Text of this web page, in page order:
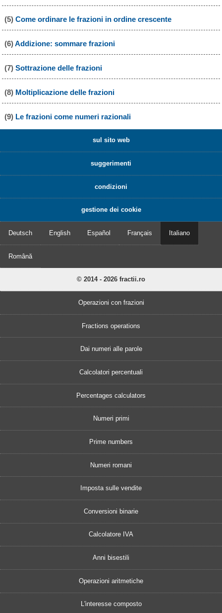
(5) Come ordinare le frazioni in ordine crescente
(6)Addizione: sommare frazioni
(7) Sottrazione delle frazioni
(8) Moltiplicazione delle frazioni
(9) Le frazioni come numeri razionali
sul sito web
suggerimenti
condizioni
gestione dei cookie
Deutsch English Español Français Italiano
Română
© 2014 - 2026 fractii.ro
Operazioni con frazioni
Fractions operations
Dai numeri alle parole
Calcolatori percentuali
Percentages calculators
Numeri primi
Prime numbers
Numeri romani
Imposta sulle vendite
Conversioni binarie
Calcolatore IVA
Anni bisestili
Operazioni aritmetiche
L'interesse composto